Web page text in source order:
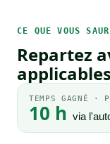
CE QUE VOUS
Repartez
TEMPS GAGNÉ ·
10 h via